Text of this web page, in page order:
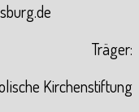
Träger:
Kirchenstiftung